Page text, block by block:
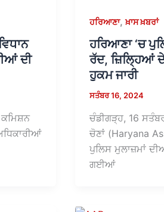
ਦੀ
ਹਰਿਆਣਾ,ਖ਼ਾਸ ਖ਼ਬਰਾਂ
ਹਰਿਆਣਾ ‘ਚ
ਰੱਦ, ਜ਼ਿਲ੍ਹਿਆਂ
ਹੁਕਮ ਜਾਰੀ
ਸਤੰਬਰ 16, 2024
ਚੰਡੀਗੜ੍ਹ, 16
ਚੋਣਾਂ (Haryana
ਪੁਲਿਸ ਮੁਲਾਜ਼ਮਾਂ
ਗਈਆਂ